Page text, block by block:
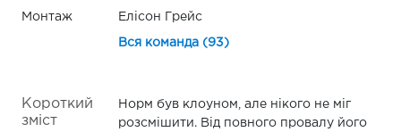
Монтаж Елісон Грейс
Вся команда (93)
Короткий
зміст
Норм був клоуном, але нікого не міг
розсмішити. Від повного провалу його